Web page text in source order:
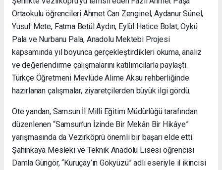
Ortaokulu öğrencileri Ahmet Can Zenginel, Aydanur Sünel,
Yusuf Mete, Fatma Betül Aydın, Eylül Hatice Bolat, Öykü
Pala ve Nurbanu Pala, Anadolu Mektebi Projesi
kapsamında yıl boyunca gerçekleştirdikleri okuma, analiz
ve değerlendirme çalışmalarını katılımcılarla paylaştı.
Türkçe Öğretmeni Mevlüde Alime Aksu rehberliğinde
hazırlanan çalışmalar, ziyaretçilerden büyük ilgi gördü.
Öte yandan, Samsun İl Milli Eğitim Müdürlüğü tarafından
düzenlenen “Samsun’un İzinde Bir Mekân Bir Hikâye”
yarışmasında da Vezirköprü önemli bir başarı elde etti.
Şahinkaya Mesleki ve Teknik Anadolu Lisesi öğrencisi
Damla Güngör, “Kuruçay’ın Gökyüzü” adlı eseriyle il ikincisi